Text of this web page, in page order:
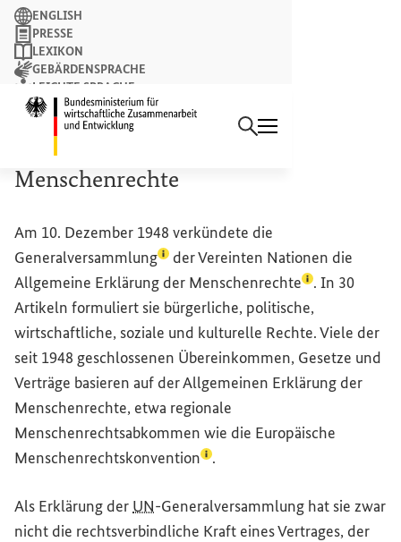
Suchbegriff
Suchen
ENGLISH
PRESSE
LEXIKON
GEBÄRDENSPRACHE
LEICHTE SPRACHE
NEWSLETTER
Allgemeine Erklärung der
Menschenrechte
Am 10. Dezember 1948 verkündete die
Generalversammlung(Lexikon-Eintrag zum Begriff
der Vereinten Nationen die
Allgemeine Erklärung der Menschenrechte(Lexikon-
. In 30
Artikeln formuliert sie bürgerliche, politische,
wirtschaftliche, soziale und kulturelle Rechte. Viele der
seit 1948 geschlossenen Übereinkommen, Gesetze und
Verträge basieren auf der Allgemeinen Erklärung der
Menschenrechte, etwa regionale
Menschenrechtsabkommen wie die Europäische
Menschenrechtskonvention(Lexikon-Eintrag zum Begriff
.
Als Erklärung der UN-Generalversammlung hat sie zwar
nicht die rechtsverbindliche Kraft eines Vertrages, der